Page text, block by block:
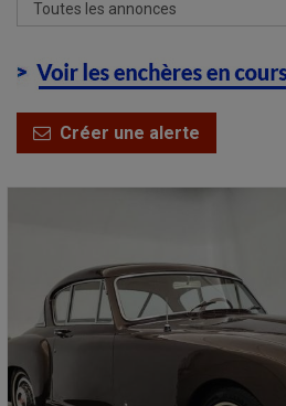
Créer une alerte